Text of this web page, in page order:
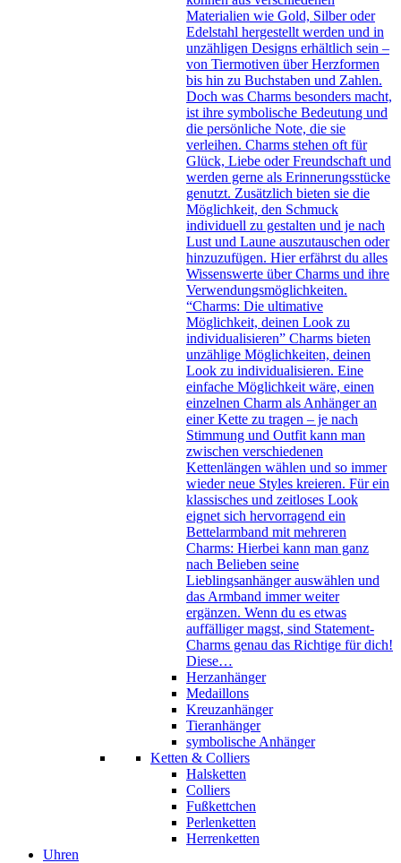
Materialien wie Gold, Silber oder
Edelstahl hergestellt werden und in
unzähligen Designs erhältlich sein –
von Tiermotiven über Herzformen
bis hin zu Buchstaben und Zahlen.
Doch was Charms besonders macht,
ist ihre symbolische Bedeutung und
die persönliche Note, die sie
verleihen. Charms stehen oft für
Glück, Liebe oder Freundschaft und
werden gerne als Erinnerungsstücke
genutzt. Zusätzlich bieten sie die
Möglichkeit, den Schmuck
individuell zu gestalten und je nach
Lust und Laune auszutauschen oder
hinzuzufügen. Hier erfährst du alles
Wissenswerte über Charms und ihre
Verwendungsmöglichkeiten.
“Charms: Die ultimative
Möglichkeit, deinen Look zu
individualisieren” Charms bieten
unzählige Möglichkeiten, deinen
Look zu individualisieren. Eine
einfache Möglichkeit wäre, einen
einzelnen Charm als Anhänger an
einer Kette zu tragen – je nach
Stimmung und Outfit kann man
zwischen verschiedenen
Kettenlängen wählen und so immer
wieder neue Styles kreieren. Für ein
klassisches und zeitloses Look
eignet sich hervorragend ein
Bettelarmband mit mehreren
Charms: Hierbei kann man ganz
nach Belieben seine
Lieblingsanhänger auswählen und
das Armband immer weiter
ergänzen. Wenn du es etwas
auffälliger magst, sind Statement-
Charms genau das Richtige für dich!
Diese…
Herzanhänger
Medaillons
Kreuzanhänger
Tieranhänger
symbolische Anhänger
Ketten & Colliers
Halsketten
Colliers
Fußkettchen
Perlenketten
Herrenketten
Uhren